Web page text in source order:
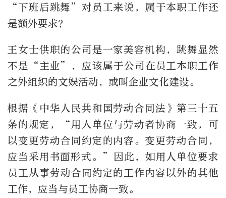
“下班后跳舞”对员工来说，属于本职工作还
是额外要求？
王女士供职的公司是一家美容机构，跳舞显然
不是“主业”，应该属于公司在员工本职工作
之外组织的文娱活动，或叫企业文化建设。
根据《中华人民共和国劳动合同法》第三十五
条的规定，“用人单位与劳动者协商一致，可
以变更劳动合同约定的内容。变更劳动合同，
应当采用书面形式。”因此，如用人单位要求
员工从事劳动合同约定的工作内容以外的其他
工作，应当与员工协商一致。